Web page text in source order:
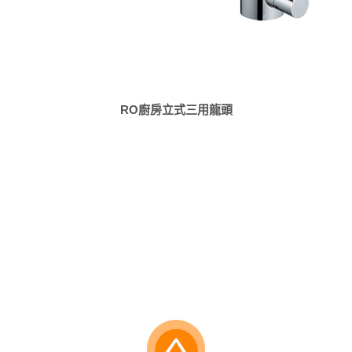
RO廚房立式三用龍頭